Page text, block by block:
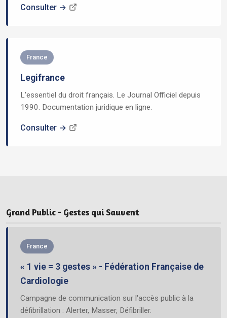
Consulter →
France
Legifrance
L'essentiel du droit français. Le Journal Officiel depuis
1990. Documentation juridique en ligne.
Consulter →
Grand Public - Gestes qui Sauvent
France
« 1 vie = 3 gestes » - Fédération Française de
Cardiologie
Campagne de communication sur l'accès public à la
défibrillation : Alerter, Masser, Défibriller.